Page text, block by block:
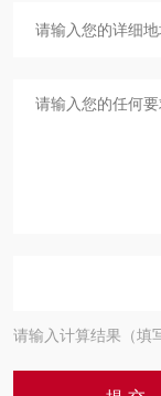
请输入计算结果（填